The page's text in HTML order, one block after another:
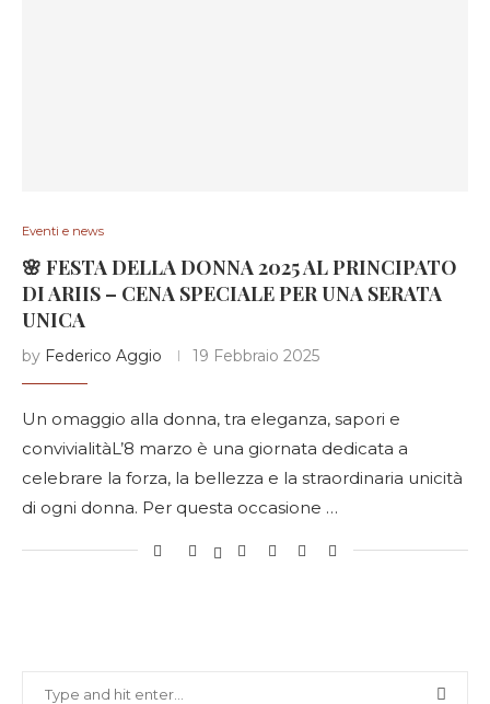
Eventi e news
🌸 FESTA DELLA DONNA 2025 AL PRINCIPATO
DI ARIIS – CENA SPECIALE PER UNA SERATA
UNICA
by Federico Aggio 19 Febbraio 2025
Un omaggio alla donna, tra eleganza, sapori e
convivialitàL’8 marzo è una giornata dedicata a
celebrare la forza, la bellezza e la straordinaria unicità
di ogni donna. Per questa occasione …